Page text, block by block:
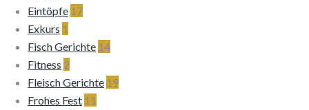
Eintöpfe 17
Exkurs 1
Fisch Gerichte 14
Fitness 2
Fleisch Gerichte 19
Frohes Fest 11